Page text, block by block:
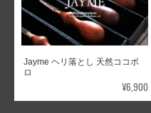
Jayme ヘリ落とし 天然ココボ
ロ
¥6,900